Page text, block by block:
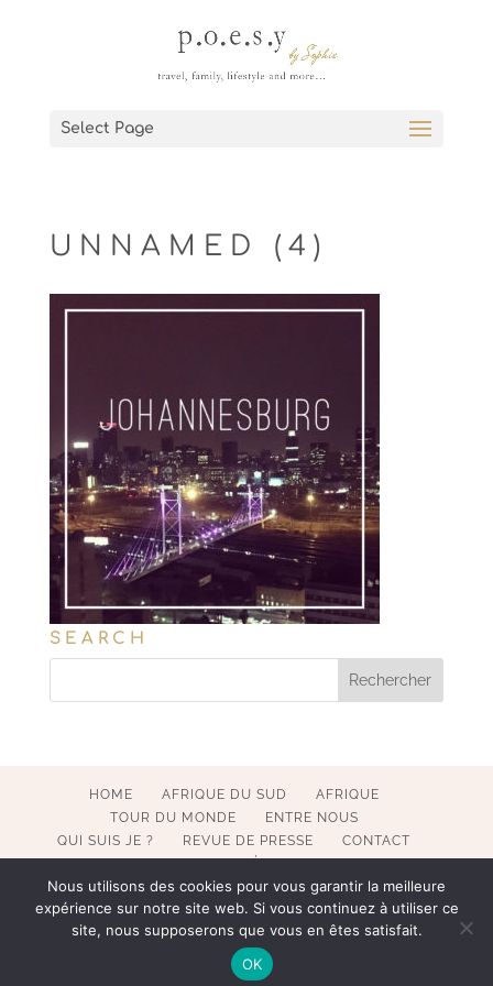
Select Page
UNNAMED (4)
SEARCH
HOME AFRIQUE DU SUD
AFRIQUE
TOUR DU MONDE
ENTRE NOUS
QUI SUIS JE ?
REVUE DE PRESSE
CONTACT
COPYRIGHT 2017-2023 POESY BY SOPHIE. ALL RIGHTS
RESERVED. WEBMASTER BECATEK.
Nous utilisons des cookies pour vous garantir la meilleure
expérience sur notre site web. Si vous continuez à utiliser ce
site, nous supposerons que vous en êtes satisfait.
OK